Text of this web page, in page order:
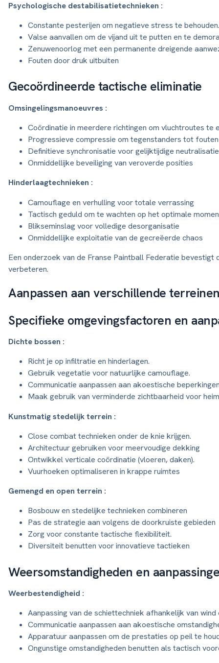
Psychologische destabilisatietechnieken :
Constante pesterijen om negatieve stress te
Valse aanvallen om de vijand uit te putten en te
Zenuwenoorlog met een permanente dreigende
Fouten door druk uitbuiten
Gecoördineerde tactische eliminatie
Omsingelingsmanoeuvres :
Coördinatie in meerdere richtingen om vluchtroutes te
Progressieve compressie om tegenstanders tot
Definitieve synchronisatie voor gelijktijdige neutralisatie
Onmiddellijke beveiliging van veroverde posities
Hinderlaagtechnieken :
Camouflage en verhulling voor totale verrassing
Tactisch geduld om te wachten op het optimale
Blikseminslag voor volledige desorganisatie
Onmiddellijke exploitatie van de gecreëerde chaos
Een onderzoek van de Franse Paintball Federatie
verbeteren.
Aanpassen aan verschillende
Specifieke omgevingsfactoren en
Dichte bossen :
Richt je op infiltratie en hinderlagen.
Gebruik vegetatie voor natuurlijke camouflage.
Communicatie aanpassen aan akoestische
Maak gebruik van verminderde zichtbaarheid voor
Kunstmatig stedelijk terrein :
Close combat technieken onder de knie krijgen.
Architectuur gebruiken voor meervoudige dekking
Ontwikkel verticale coördinatie (vloeren, daken).
Vuurhoeken optimaliseren in krappe ruimtes
Gemengd en open terrein :
Bosbouw en stedelijke technieken combineren
Pas de strategie aan volgens de doorkruiste gebieden
Zorg voor constante tactische flexibiliteit.
Diversiteit benutten voor innovatieve tactieken
Weersomstandigheden en
Weerbestendigheid :
Aanpassing van de schiettechniek afhankelijk van wind
Communicatie aanpassen aan akoestische
Apparatuur aanpassen om de prestaties op peil te
Ongunstige omstandigheden benutten als tactisch